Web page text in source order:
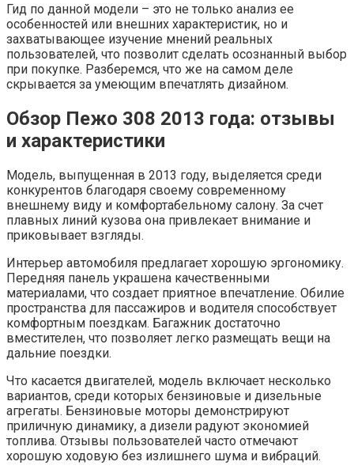
Гид по данной модели – это не только анализ ее
особенностей или внешних характеристик, но и
захватывающее изучение мнений реальных
пользователей, что позволит сделать осознанный выбор
при покупке. Разберемся, что же на самом деле
скрывается за умеющим впечатлять дизайном.
Обзор Пежо 308 2013 года: отзывы
и характеристики
Модель, выпущенная в 2013 году, выделяется среди
конкурентов благодаря своему современному
внешнему виду и комфортабельному салону. За счет
плавных линий кузова она привлекает внимание и
приковывает взгляды.
Интерьер автомобиля предлагает хорошую эргономику.
Передняя панель украшена качественными
материалами, что создает приятное впечатление. Обилие
пространства для пассажиров и водителя способствует
комфортным поездкам. Багажник достаточно
вместителен, что позволяет легко размещать вещи на
дальние поездки.
Что касается двигателей, модель включает несколько
вариантов, среди которых бензиновые и дизельные
агрегаты. Бензиновые моторы демонстрируют
приличную динамику, а дизели радуют экономией
топлива. Отзывы пользователей часто отмечают
хорошую ходовую без излишнего шума и вибраций.